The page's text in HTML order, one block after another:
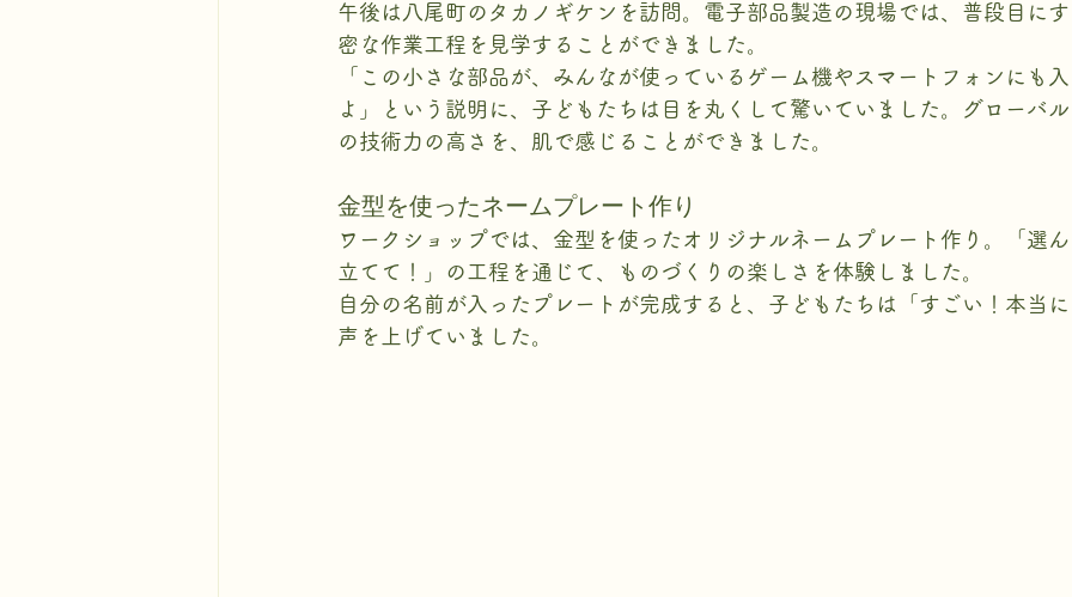
午後は八尾町のタカノギケンを訪問。電子部品製造の現場では、普段目に
密な作業工程を見学することができました。
「この小さな部品が、みんなが使っているゲーム機やスマートフォンにも
よ」という説明に、子どもたちは目を丸くして驚いていました。グローバ
の技術力の高さを、肌で感じることができました。
金型を使ったネームプレート作り
ワークショップでは、金型を使ったオリジナルネームプレート作り。「選
立てて！」の工程を通じて、ものづくりの楽しさを体験しました。
自分の名前が入ったプレートが完成すると、子どもたちは「すごい！本当
声を上げていました。